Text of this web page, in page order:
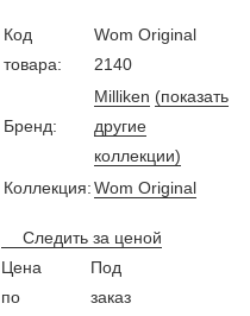
Код
товара:
Wom Original
2140
Бренд:
Milliken (показать
другие
коллекции)
Коллекция:Wom Original
Следить за ценой
Цена
по
Под
заказ